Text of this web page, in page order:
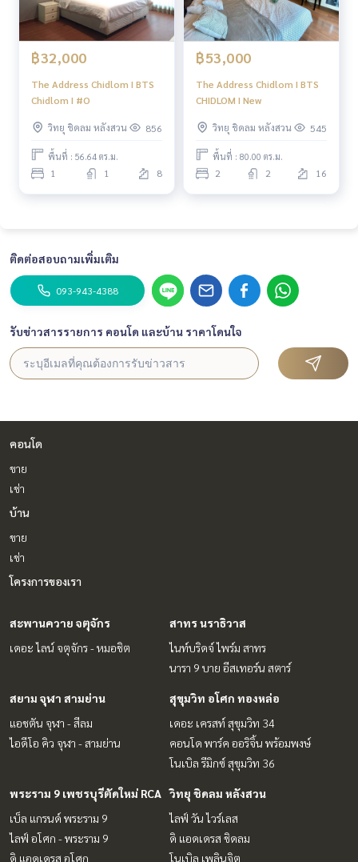
฿32,000
The Address Chidlom I BTS
Chidlom I #O
วิทยุ ชิดลม หลังสวน 856
พื้นที่ : 56.64 ตร.ม.
1 1 8
฿53,000
The Address Chidlom I BTS
CHIDLOM I New
วิทยุ ชิดลม หลังสวน 545
พื้นที่ : 80.00 ตร.ม.
2 2 16
ติดต่อสอบถามเพิ่มเติม
093-943-4388
รับข่าวสารรายการ คอนโด และบ้าน ราคาโดนใจ
คอนโด
ขาย
เช่า
บ้าน
ขาย
เช่า
โครงการของเรา
สะพานควาย จตุจักร
เดอะ ไลน์ จตุจักร - หมอชิต
สาทร นราธิวาส
ไนท์บริดจ์ ไพร์ม สาทร
นารา 9 บาย อีสเทอร์น สตาร์
สยาม จุฬา สามย่าน
แอชตัน จุฬา - สีลม
ไอดีโอ คิว จุฬา - สามย่าน
สุขุมวิท อโศก ทองหล่อ
เดอะ เครสท์ สุขุมวิท 34
คอนโด พาร์ค ออริจิ้น พร้อมพงษ์
โนเบิล รีมิกซ์ สุขุมวิท 36
พระราม 9 เพชรบุรีตัดใหม่ RCA
เบ็ล แกรนด์ พระราม 9
ไลฟ์ อโศก - พระราม 9
ดิ แอดเดรส อโศก
วิทยุ ชิดลม หลังสวน
ไลฟ์ วัน ไวร์เลส
ดิ แอดเดรส ชิดลม
โนเบิล เพลินจิต